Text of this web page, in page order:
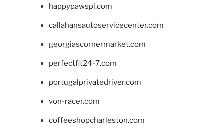
happypawspl.com
callahansautoservicecenter.com
georgiascornermarket.com
perfectfit24-7.com
portugalprivatedriver.com
von-racer.com
coffeeshopcharleston.com